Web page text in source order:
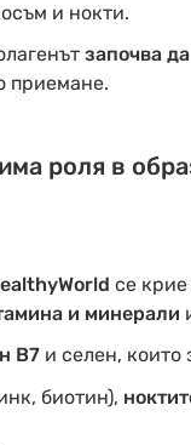
и нокти.
започва
приемане.
роля в
се крие
и минерали
В7и селен, които
биотин),